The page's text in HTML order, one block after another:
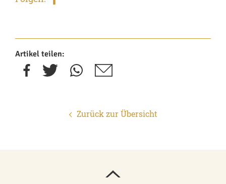
Artikel teilen:
Zurück zur Übersicht